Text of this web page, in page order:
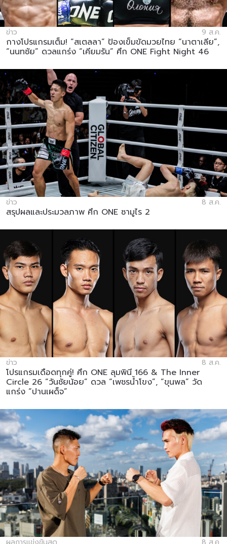
ข่าว 9 ส.ค.
กางโปรแกรมเต็ม! “สเตลลา” ป้องเข็มขัดมวยไทย “นาตาเลีย”,
“นนทชัย” ดวลแกร่ง “เคียมรัน” ศึก ONE Fight Night 46
ข่าว 8 ส.ค.
สรุปผลและประมวลภาพ ศึก ONE ซามูไร 2
ข่าว 8 ส.ค.
โปรแกรมเดือดทุกคู่! ศึก ONE ลุมพินี 166 & The Inner
Circle 26 “วันชัยน้อย” ดวล “เพชรน้ำโขง”, “ขุนพล” วัด
แกร่ง “ปานเผด็จ”